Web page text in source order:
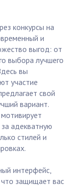
конкурсы на
и
выгод: от
выбора лучшего
вы
участие
свой
вариант.
адекватную
стилей и
интерфейс,
что защищает вас